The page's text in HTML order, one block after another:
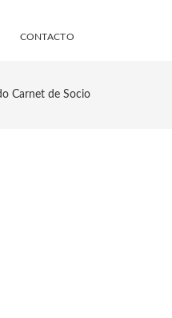
CONTACTO
Carnet de Socio